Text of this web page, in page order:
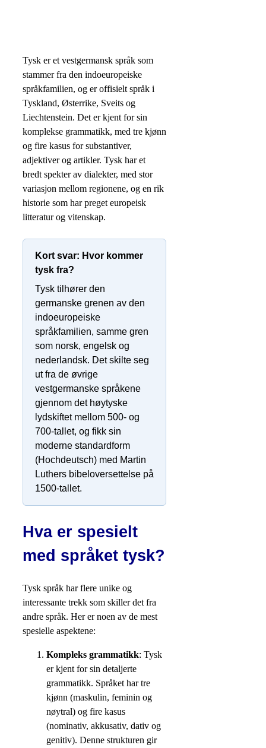
Tysk er et vestgermansk språk som
stammer fra den indoeuropeiske
språkfamilien, og er offisielt språk i
Tyskland, Østerrike, Sveits og
Liechtenstein. Det er kjent for sin
komplekse grammatikk, med tre kjønn
og fire kasus for substantiver,
adjektiver og artikler. Tysk har et
bredt spekter av dialekter, med stor
variasjon mellom regionene, og en rik
historie som har preget europeisk
litteratur og vitenskap.
Kort svar: Hvor kommer
tysk fra?
Tysk tilhører den
germanske grenen av den
indoeuropeiske
språkfamilien, samme gren
som norsk, engelsk og
nederlandsk. Det skilte seg
ut fra de øvrige
vestgermanske språkene
gjennom det høytyske
lydskiftet mellom 500- og
700-tallet, og fikk sin
moderne standardform
(Hochdeutsch) med Martin
Luthers bibeloversettelse på
1500-tallet.
Hva er spesielt
med språket tysk?
Tysk språk har flere unike og
interessante trekk som skiller det fra
andre språk. Her er noen av de mest
spesielle aspektene:
Kompleks grammatikk: Tysk
er kjent for sin detaljerte
grammatikk. Språket har tre
kjønn (maskulin, feminin og
nøytral) og fire kasus
(nominativ, akkusativ, dativ og
genitiv). Denne strukturen gir